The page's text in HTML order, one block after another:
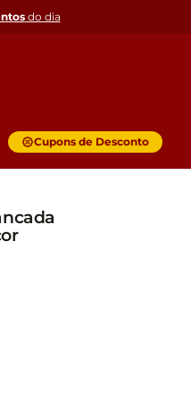
do dia
Cupons de Desconto